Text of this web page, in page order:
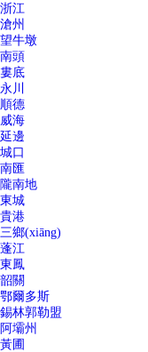
浙江
滄州
望牛墩
南頭
婁底
永川
順德
威海
延邊
城口
南匯
隴南地
東城
貴港
三鄉(xiāng)
蓬江
東鳳
韶關
鄂爾多斯
錫林郭勒盟
阿壩州
黃圃